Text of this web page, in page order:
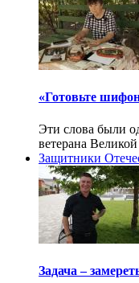
«Готовьте
Эти слова были
ветерана
Защитники
Задача –